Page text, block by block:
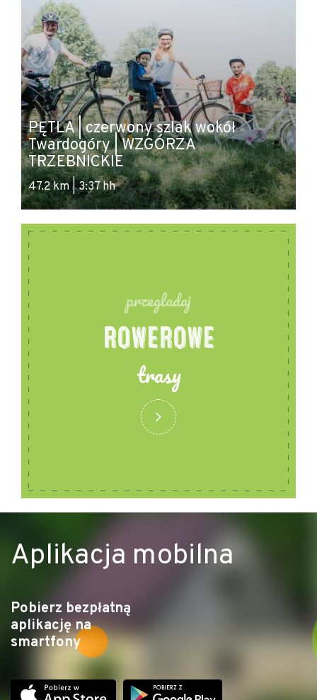
PĘTLA | czerwony szlak wokół
Twardogóry | WZGÓRZA
TRZEBNICKIE
47.2 km | 3:37 hh
przegladaj
ROWEROWE
trasy
Aplikacja mobilna
Pobierz bezpłatną
aplikację na
smartfony